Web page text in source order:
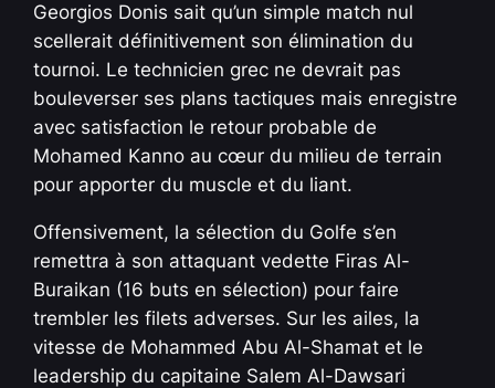
Georgios Donis sait qu’un simple match nul
scellerait définitivement son élimination du
tournoi. Le technicien grec ne devrait pas
bouleverser ses plans tactiques mais enregistre
avec satisfaction le retour probable de
Mohamed Kanno au cœur du milieu de terrain
pour apporter du muscle et du liant.
Offensivement, la sélection du Golfe s’en
remettra à son attaquant vedette Firas Al-
Buraikan (16 buts en sélection) pour faire
trembler les filets adverses. Sur les ailes, la
vitesse de Mohammed Abu Al-Shamat et le
leadership du capitaine Salem Al-Dawsari